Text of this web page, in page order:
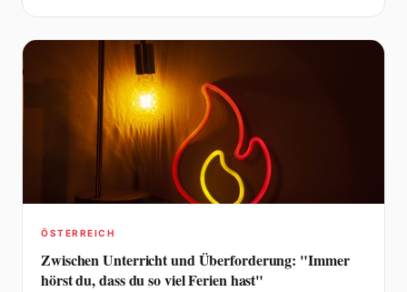
ÖSTERREICH
Zwischen Unterricht und Überforderung: "Immer
hörst du, dass du so viel Ferien hast"